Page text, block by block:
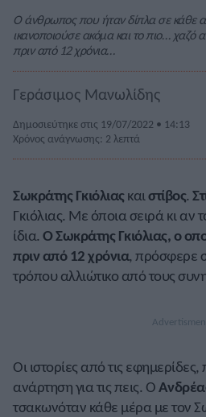
Ο άνθρωπος που ήταν δίπλα σε κάθε
ικανοποιούσε ακόμα και το πιο…
πριν από 12 χρόνια…
Γεράσιμος Μανωλίδης
Δημοσιεύτηκε στις 19/07/2022 • 14:13
Χρόνος ανάγνωσης: 2 λεπτά
Σωκράτης Γκιόλιαςκαιστίβος.
Γκιόλιας. Με όποια σειρά κι αν
ίδια. Ο Σωκράτης Γκιόλιας, ο
πριν από 12 χρόνια, πρόσφερε
τρόπου αλλιώτικο από τους
Οι ιστορίες από τις
ανάρτηση για τις πεις. Ο
τσακωνόταν κάθε μέρα με τον